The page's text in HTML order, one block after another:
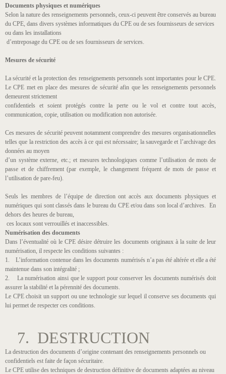
Documents physiques et numériques
Selon la nature des renseignements personnels, ceux-ci peuvent être conservés au bureau
du CPE, dans divers systèmes informatiques du CPE ou de ses fournisseurs de services
ou dans les installations
d’entreposage du CPE ou de ses fournisseurs de services.
Mesures de sécurité
La sécurité et la protection des renseignements personnels sont importantes pour le CPE.
Le CPE met en place des mesures de sécurité afin que les renseignements personnels
demeurent strictement
confidentiels et soient protégés contre la perte ou le vol et contre tout accès,
communication, copie, utilisation ou modification non autorisée.
Ces mesures de sécurité peuvent notamment comprendre des mesures organisationnelles
telles que la restriction des accès à ce qui est nécessaire; la sauvegarde et l’archivage des
données au moyen
d’un système externe, etc.; et mesures technologiques comme l’utilisation de mots de
passe et de chiffrement (par exemple, le changement fréquent de mots de passe et
l’utilisation de pare-feu).
Seuls les membres de l’équipe de direction ont accès aux documents physiques et
numériques qui sont classés dans le bureau du CPE et/ou dans son local d’archives. En
dehors des heures de bureau,
ces locaux sont verrouillés et inaccessibles.
Numérisation des documents
Dans l’éventualité où le CPE désire détruire les documents originaux à la suite de leur
numérisation, il respecte les conditions suivantes :
1. L’information contenue dans les documents numérisés n’a pas été altérée et elle a été
maintenue dans son intégralité ;
2. La numérisation ainsi que le support pour conserver les documents numérisés doit
assurer la stabilité et la pérennité des documents.
Le CPE choisit un support ou une technologie sur lequel il conserve ses documents qui
lui permet de respecter ces conditions.
7. DESTRUCTION
La destruction des documents d’origine contenant des renseignements personnels ou
confidentiels est faite de façon sécuritaire.
Le CPE utilise des techniques de destruction définitive de documents adaptées au niveau